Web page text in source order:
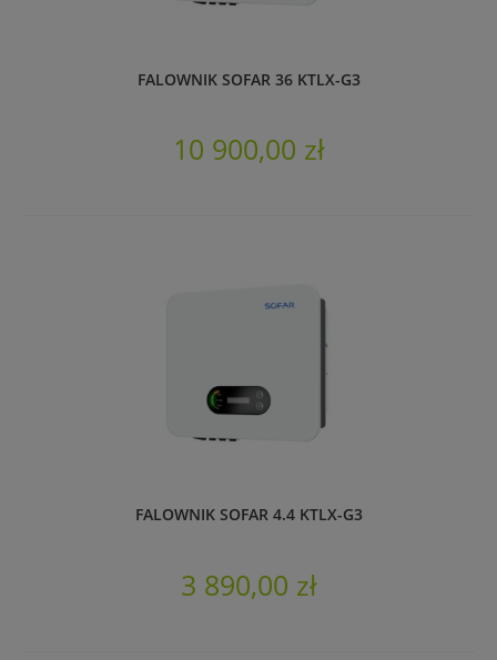
FALOWNIK SOFAR 36 KTLX-G3
10 900,00 zł
FALOWNIK SOFAR 4.4 KTLX-G3
3 890,00 zł